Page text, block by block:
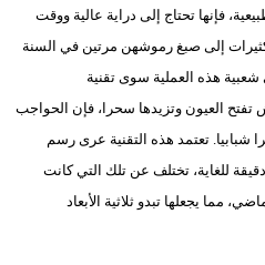
فإنها تحتاج إلى دراية عالية ووقت
إلى صبغ رموشهن مرتين في السنة
هذه العملية سوى تقنية
تفتح العيون وتزيدها سحرا، فإن الحواجب
شبابيا. تعتمد هذه التقنية عرى رسم
للغاية، تختلف عن تلك التي كانت
مما يجعلها تبدو ثلاثية الأبعاد